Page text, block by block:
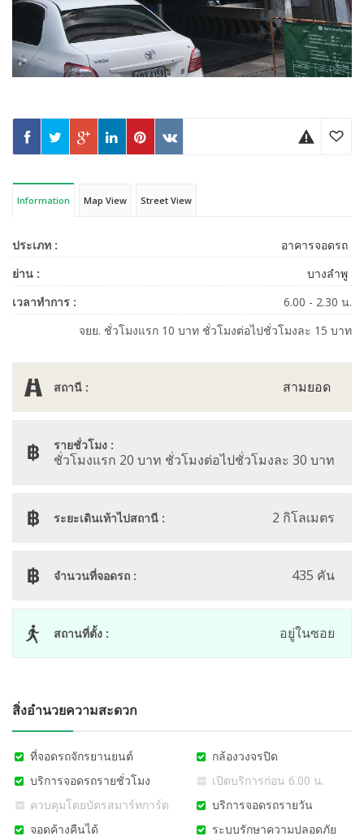
Information Map View Street View
ประเภท :
อาคารจอดรถ
ย่าน :
บางลำพู
เวลาทำการ :
6.00 - 2.30 น.
จยย. ชั่วโมงแรก 10 บาท ชั่วโมงต่อไปชั่วโมงละ 15 บาท
สถานี : สามยอด
รายชั่วโมง :
ชั่วโมงแรก 20 บาท ชั่วโมงต่อไปชั่วโมงละ 30 บาท
ระยะเดินเท้าไปสถานี : 2 กิโลเมตร
จำนวนที่จอดรถ : 435 คัน
สถานที่ตั้ง : อยู่ในซอย
สิ่งอำนวยความสะดวก
ที่จอดรถจักรยานยนต์
กล้องวงจรปิด
บริการจอดรถรายชั่วโมง
เปิดบริการก่อน 6.00 น.
ควบคุมโดยบัตรสมาร์ทการ์ด
บริการจอดรถรายวัน
จอดค้างคืนได้
ระบบรักษาความปลอดภัย